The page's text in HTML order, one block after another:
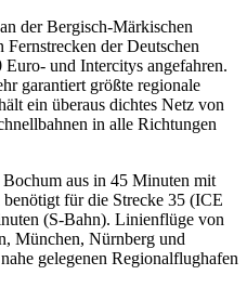
der Bergisch-Märkischen
Fernstrecken der Deutschen
und Intercitys angefahren.
garantiert größte regionale
ein überaus dichtes Netz von
in alle Richtungen
aus in 45 Minuten mit
für die Strecke 35 (ICE
(S-Bahn). Linienflüge von
München, Nürnberg und
gelegenen Regionalflughafen